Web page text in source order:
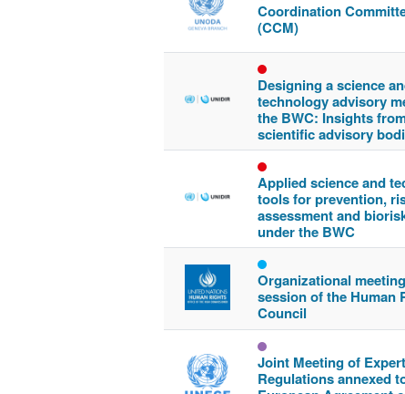
Coordination
(CCM)
Designing a science
technology advisory
the BWC: Insights
scientific advisory
Applied science and
tools for prevention,
assessment and
under the BWC
Organizational
session of the Human
Council
Joint Meeting of
Regulations annexed